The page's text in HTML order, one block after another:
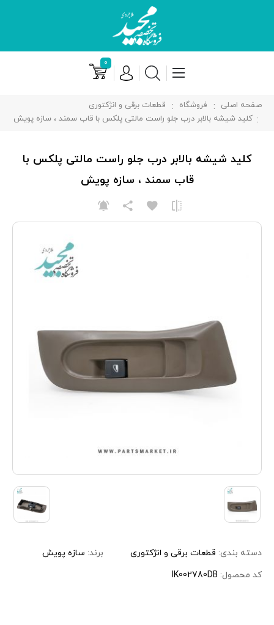
۰
صفحه اصلی فروشگاه
قطعات برقی و انژکتوری
کلید شیشه بالابر درب جلو راست مالتی پلكس با قاب سمند ، سازه پویش
دسته بندی: قطعات برقی و انژکتوری برند: سازه پویش
کد محصول: IK002780DB
کلید شیشه بالابر درب جلو راست مالتی پلكس با
قاب سمند ، سازه پویش